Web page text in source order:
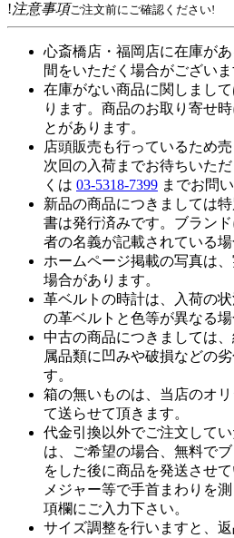
!注意事項ご注文前にご確認ください!
心斎橋店・福岡店に在庫が
間をいただく場合がございま
在庫がない商品に関しまし
ります。商品のお取り寄せ
とがあります。
店頭販売も行っているため
次回の入荷までお待ちいた
くは 03-5318-7399 までお問
新品の商品につきましては
書は発行済みです。ブラン
者の名義が記載されている場
ホームページ掲載の写真は
場合があります。
革ベルトの時計は、入荷の
の革ベルトと色等が異なる場
中古の商品につきましては
属品類に凹みや破損などの
す。
箱の無いものは、当店のオ
て送らせて頂きます。
代金引換以外でご注文して
は、ご希望の場合、無料で
をした後に商品を発送させて
メジャー等で手首まわりを
項欄にご入力下さい。
サイズ調整を行いますと、